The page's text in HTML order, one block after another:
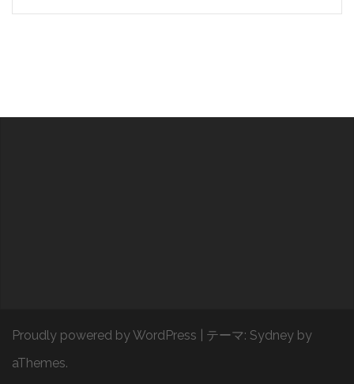
Proudly powered by WordPress テーマ: Sydney by
aThemes.